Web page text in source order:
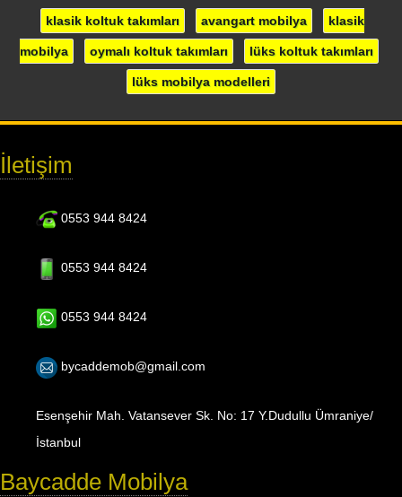
klasik koltuk takımları avangart mobilya klasik
mobilya oymalı koltuk takımları lüks koltuk takımları
lüks mobilya modelleri
İletişim
0553 944 8424
0553 944 8424
0553 944 8424
bycaddemob@gmail.com
Esenşehir Mah. Vatansever Sk. No: 17 Y.Dudullu Ümraniye/
İstanbul
Baycadde Mobilya